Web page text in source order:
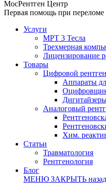
МосРентген Центр
Первая помощь при переломе
Услуги
МРТ 3 Тесла
Трехмерная
Лицензирование
Товары
Цифровой рентген
Аппараты
Аналоговый
Хим.
Статьи
Травматология
Рентгенология
Блог
МЕНЮ ЗАКРЫТЬ назад